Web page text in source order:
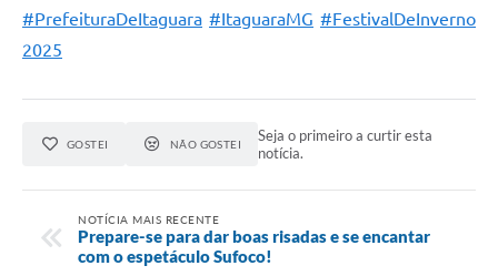
#PrefeituraDeItaguara #ItaguaraMG #FestivalDeInverno
2025
GOSTEI NÃO GOSTEI
Seja o primeiro a curtir esta
notícia.
NOTÍCIA MAIS RECENTE
Prepare-se para dar boas risadas e se encantar
com o espetáculo Sufoco!